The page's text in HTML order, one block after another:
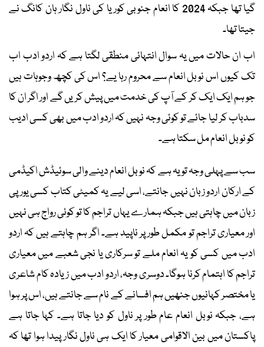
گیا تھا جبکہ 2024 کا انعام جنوبی کوریا کی ناول نگار ہان کانگ نے
جیتا تھا۔
اب ان حالات میں یہ سوال انتہائی منطقی لگتا ہے کہ اردو ادب اب
تک کیوں اس نوبل انعام سے محروم رہا یے؟ اس کی کچھ وجوہات ہیں
جو ہم ایک ایک کر کے آپ کی خدمت میں پیش کریں گے اور اگر ان کا
سدباب کر لیا جائے تو کوئی وجہ نہیں کہ اردو ادب میں بھی کسی ادیب
کو نوبل انعام مل سکتا ہے۔
سب سے پہلی وجہ تو یہ ہے کہ نوبل انعام دینے والی سوئیڈش اکیڈمی
کے ارکان اردو زبان نہیں جانتے، اسی لیے یہ کمیٹی کتاب کسی یورپی
زبان میں چاہتی ہیں جبکہ ہمارے یہاں تراجم کا تو کوئی رواج ہی نہیں
اور معیاری تراجم تو مکمل طور پر ناپید ہے۔ اگر ہم چاہتے ہیں کہ اردو
ادب میں کسی کو یہ انعام ملے تو سرکاری یا نجی شعبے میں معیاری
تراجم کا اہتمام کرنا ہوگا۔ دوسری وجہ، اردو ادب میں زیادہ کام شاعری
یا مختصر کہانیوں جنھیں ہم افسانے کے نام سے جانتے ہیں، اس پر ہوا
ہے، جبکہ نوبل انعام عام طور پر ناول کو دیا جاتا ہے۔ کہا جاتا ہے
پاکستان میں بین الاقوامی معیار کا ایک ہی ناول نگار پیدا ہوا تھا کہ